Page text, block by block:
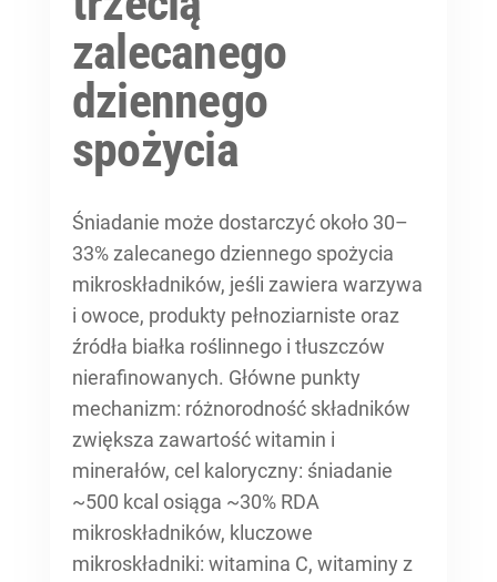
zalecanego
dziennego
spożycia
Śniadanie może dostarczyć około 30–
33% zalecanego dziennego spożycia
mikroskładników, jeśli zawiera warzywa
i owoce, produkty pełnoziarniste oraz
źródła białka roślinnego i tłuszczów
nierafinowanych. Główne punkty
mechanizm: różnorodność składników
zwiększa zawartość witamin i
minerałów, cel kaloryczny: śniadanie
~500 kcal osiąga ~30% RDA
mikroskładników, kluczowe
mikroskładniki: witamina C, witaminy z